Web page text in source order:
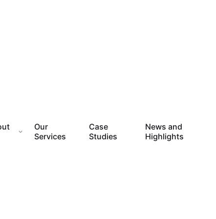
Our
Services
Case
Studies
News and
Highlights